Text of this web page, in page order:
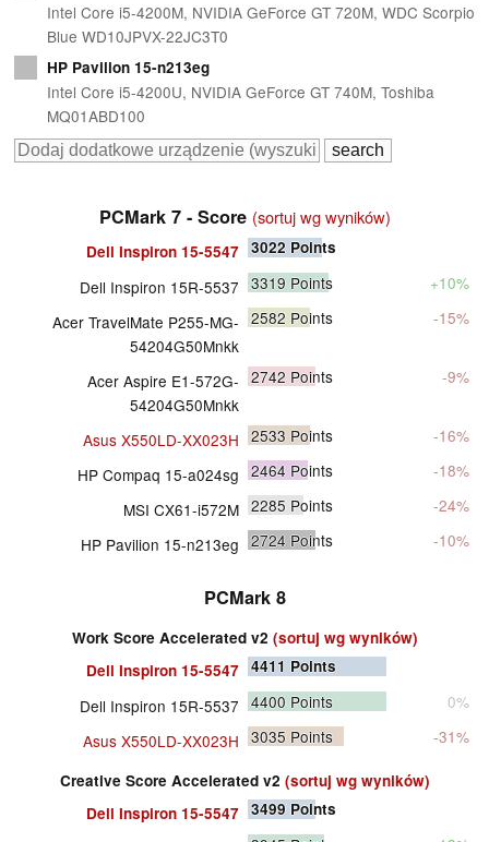
Intel Core i5-4200M, NVIDIA GeForce GT 720M, WDC Scorpio
Blue WD10JPVX-22JC3T0
HP Pavilion 15-n213eg
Intel Core i5-4200U, NVIDIA GeForce GT 740M, Toshiba
MQ01ABD100
PCMark 7 - Score (sortuj wg wyników)
Dell Inspiron 15-5547 3022 Points
Dell Inspiron 15R-5537 3319 Points
+10%
Acer TravelMate P255-MG-
54204G50Mnkk
2582 Points -15%
Acer Aspire E1-572G-
54204G50Mnkk
2742 Points -9%
Asus X550LD-XX023H 2533 Points
-16%
HP Compaq 15-a024sg 2464 Points
-18%
MSI CX61-i572M 2285 Points
-24%
HP Pavilion 15-n213eg 2724 Points -10%
PCMark 8
Work Score Accelerated v2 (sortuj wg wyników)
Dell Inspiron 15-5547 4411 Points
Dell Inspiron 15R-5537 4400 Points
0%
Asus X550LD-XX023H 3035 Points -31%
Creative Score Accelerated v2 (sortuj wg wyników)
Dell Inspiron 15-5547 3499 Points